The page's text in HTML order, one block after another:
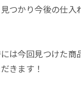
つかり今後の仕入
は今回見つけた商
きます！